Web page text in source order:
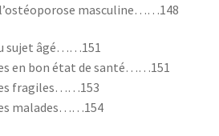
masculine……148
sujet âgé……151
en bon état de santé……151
fragiles……153
malades……154